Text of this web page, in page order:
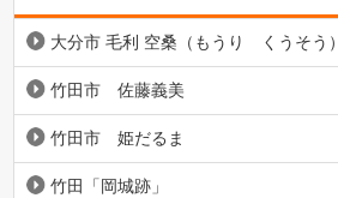
大分市 毛利 空桑（もうり くうそう）
竹田市 佐藤義美
竹田市 姫だるま
竹田「岡城跡」